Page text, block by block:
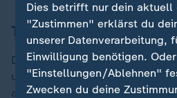
Tipps für Merz' Treffen
Da sich Merz mit Abendessen
ungewöhnlich viel Zeit für diese
auch über Wirtschaft sprechen,
Dies betrifft nur dein aktuell
"Zustimmen" erklärst du
unserer Datenverarbeitung,
Einwilligung benötigen.
"Einstellungen/Ablehnen"
Zwecken du deine